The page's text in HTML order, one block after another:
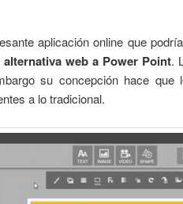
aplicación online que
alternativa web a Power Point.
su concepción hace que
a lo tradicional.